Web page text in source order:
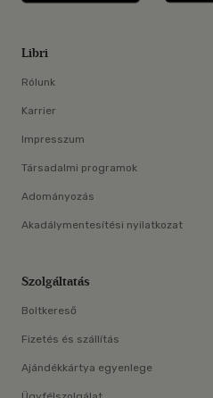
Libri
Rólunk
Karrier
Impresszum
Társadalmi programok
Adományozás
Akadálymentesítési nyilatkozat
Szolgáltatás
Boltkereső
Fizetés és szállítás
Ajándékkártya egyenlege